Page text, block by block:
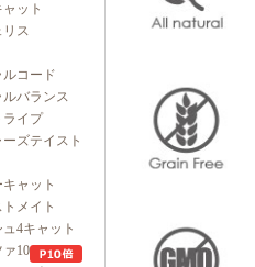
ット
リス
コード
バランス
ライプ
ズテイスト
ャット
メイト
4キャット
ァ10